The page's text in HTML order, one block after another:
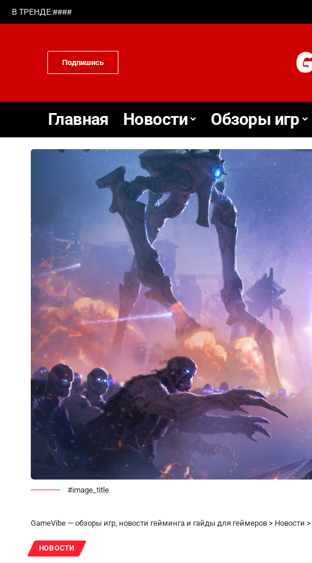
В ТРЕНДЕ:####
Подпишись
Главная Новости Обзоры игр
#image_title
GameVibe — обзоры игр, новости гейминга и гайды для геймеров > Новости >
НОВОСТИ